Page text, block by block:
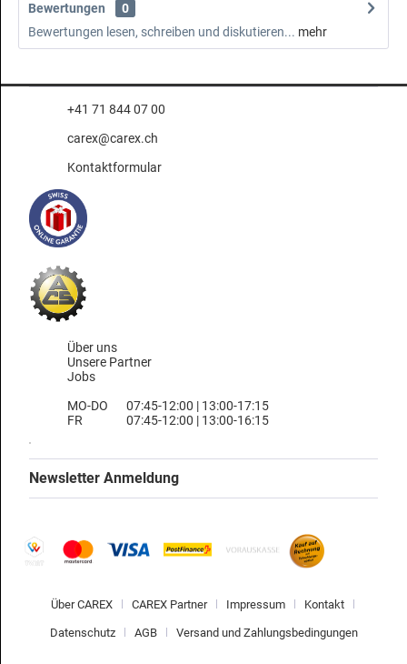
Bewertungen
0
Bewertungen lesen, schreiben und diskutieren... mehr
+41 71 844 07 00
carex@carex.ch
Kontaktformular
Über uns
Unsere Partner
Jobs
MO-DO
FR
07:45-12:00 | 13:00-17:15
07:45-12:00 | 13:00-16:15
Newsletter Anmeldung
Über CAREX CAREX Partner Impressum Kontakt
Datenschutz AGB Versand und Zahlungsbedingungen